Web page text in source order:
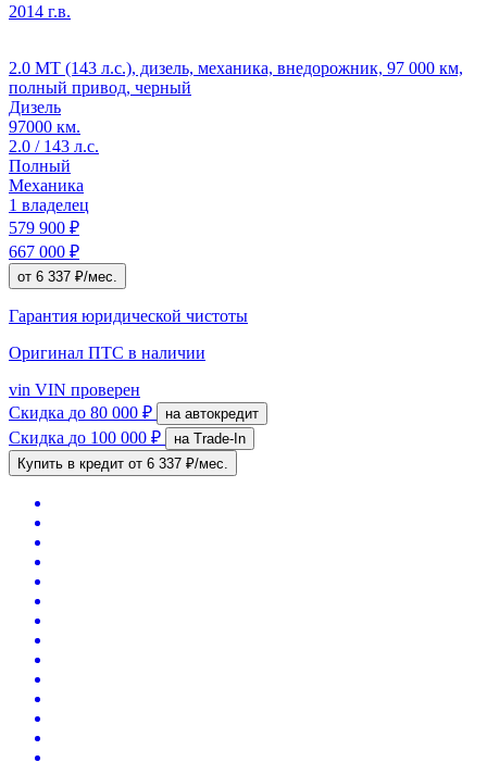
2014 г.в.
2.0 MT (143 л.с.), дизель, механика, внедорожник, 97 000 км,
полный привод, черный
Дизель
97000 км.
2.0 / 143 л.с.
Полный
Механика
1 владелец
579 900 ₽
667 000 ₽
от 6 337 ₽/мес.
Гарантия юридической чистоты
Оригинал ПТС в наличии
vin VIN проверен
Скидка до 80 000 ₽ на автокредит
Скидка до 100 000 ₽
на Trade-In
Купить в кредит от 6 337 ₽/мес.